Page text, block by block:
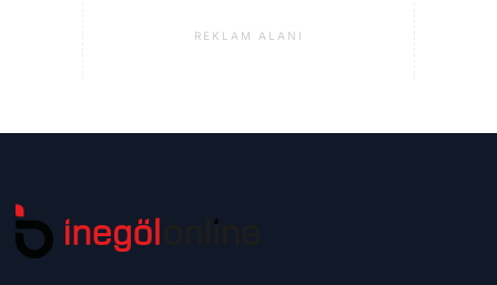
REKLAM ALANI